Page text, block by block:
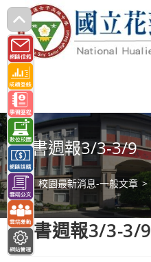
跳
轉
至
主
要
內
容 好書週報3/3-3/9
> 校園最新消息-一般文章 >
好書週報3/3-3/9